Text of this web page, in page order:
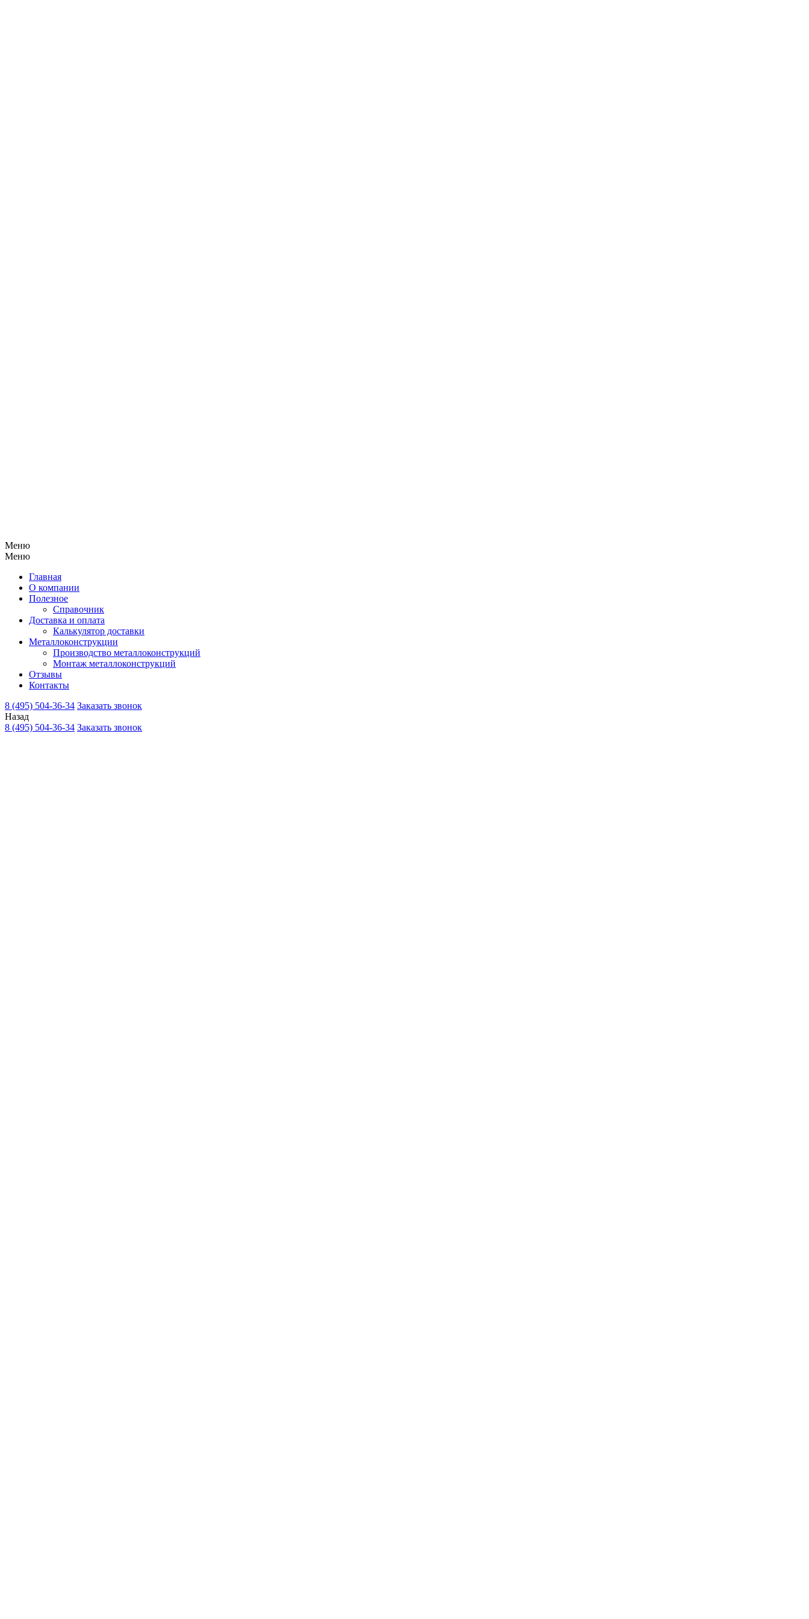
Меню
Меню
Главная
О компании
Полезное
Справочник
Доставка и оплата
Калькулятор доставки
Металлоконструкции
Производство металлоконструкций
Монтаж металлоконструкций
Отзывы
Контакты
8 (495) 504-36-34 Заказать звонок
Назад
8 (495) 504-36-34 Заказать звонок